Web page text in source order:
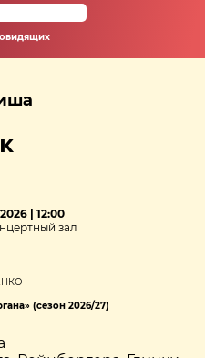
| 12:00
зал
(сезон 2026/27)